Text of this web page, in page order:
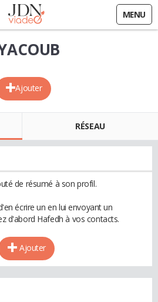
MENU
Ajouter
RÉSEAU
de résumé à son profil.
écrire un en lui envoyant un
d'abord Hafedh à vos contacts.
Ajouter